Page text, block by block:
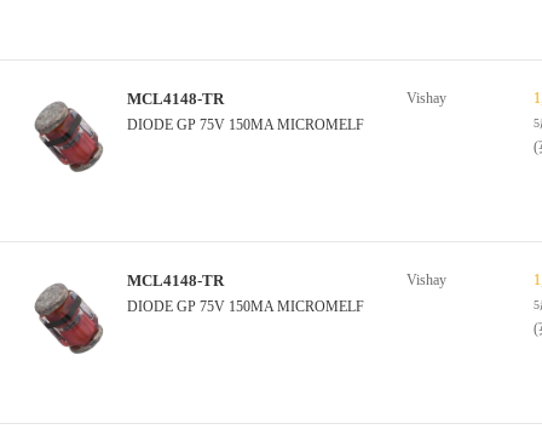
MCL4148-TR
DIODE GP 75V 150MA MICROMELF
Vishay
5
(
MCL4148-TR
DIODE GP 75V 150MA MICROMELF
Vishay
5
(